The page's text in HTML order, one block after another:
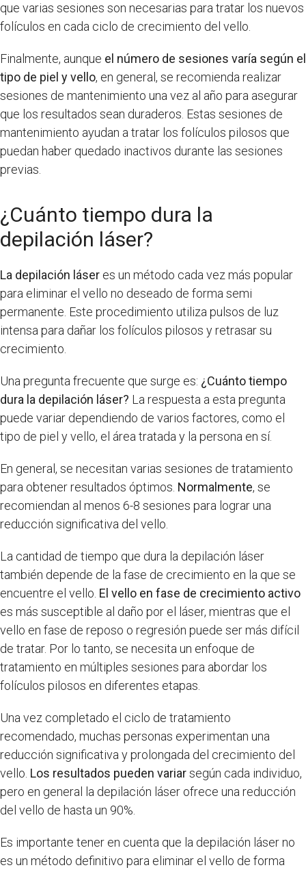
que varias sesiones son necesarias para tratar los nuevos
folículos en cada ciclo de crecimiento del vello.
Finalmente, aunque el número de sesiones varía según el
tipo de piel y vello, en general, se recomienda realizar
sesiones de mantenimiento una vez al año para asegurar
que los resultados sean duraderos. Estas sesiones de
mantenimiento ayudan a tratar los folículos pilosos que
puedan haber quedado inactivos durante las sesiones
previas.
¿Cuánto tiempo dura la
depilación láser?
La depilación láser es un método cada vez más popular
para eliminar el vello no deseado de forma semi
permanente. Este procedimiento utiliza pulsos de luz
intensa para dañar los folículos pilosos y retrasar su
crecimiento.
Una pregunta frecuente que surge es: ¿Cuánto tiempo
dura la depilación láser? La respuesta a esta pregunta
puede variar dependiendo de varios factores, como el
tipo de piel y vello, el área tratada y la persona en sí.
En general, se necesitan varias sesiones de tratamiento
para obtener resultados óptimos. Normalmente, se
recomiendan al menos 6-8 sesiones para lograr una
reducción significativa del vello.
La cantidad de tiempo que dura la depilación láser
también depende de la fase de crecimiento en la que se
encuentre el vello. El vello en fase de crecimiento activo
es más susceptible al daño por el láser, mientras que el
vello en fase de reposo o regresión puede ser más difícil
de tratar. Por lo tanto, se necesita un enfoque de
tratamiento en múltiples sesiones para abordar los
folículos pilosos en diferentes etapas.
Una vez completado el ciclo de tratamiento
recomendado, muchas personas experimentan una
reducción significativa y prolongada del crecimiento del
vello. Los resultados pueden variarsegún cada individuo,
pero en general la depilación láser ofrece una reducción
del vello de hasta un 90%.
Es importante tener en cuenta que la depilación láser no
es un método definitivo para eliminar el vello de forma